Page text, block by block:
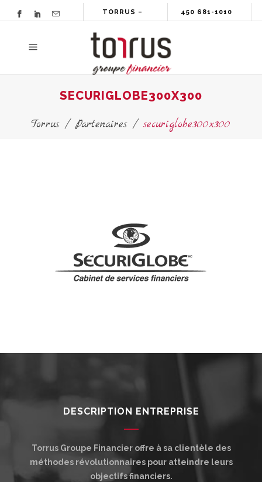
TORRUS – 450 681-1010
SECURIGLOBE300X300
Torrus/Partenaires/ securiglobe300x300
DESCRIPTION ENTREPRISE
Torrus Groupe Financier offre à sa clientèle des
méthodes révolutionnaires pour atteindre leurs
objectifs financiers.